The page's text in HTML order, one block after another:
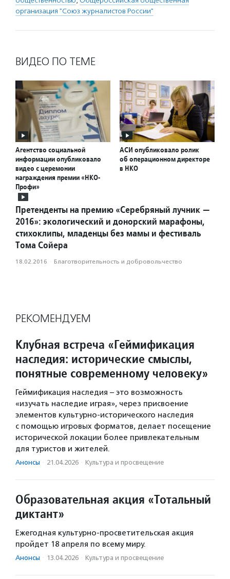
организация "Союз журналистов России"
ВИДЕО ПО ТЕМЕ
Агентство социальной
информации опубликовало
видео с церемонии
награждения премии «НКО-
Профи»
АСИ опубликовало ролик
об операционном директоре
в НКО
Претенденты на премию «Серебряный лучник —
2016»: экологический и донорский марафоны,
стихоклипы, младенцы без мамы и фестиваль
Тома Сойера
18.02.2016 · Благотвори­тель­ность и доброволь­чест­во
РЕКОМЕНДУЕМ
Клубная встреча «Геймификация
наследия: исторические смыслы,
понятные современному человеку»
Геймификация наследия – это возможность
«изучать наследие играя», через присвоение
элементов культурно-исторического наследия
с помощью игровых форматов, делает посещение
исторической локации более привлекательным
для туристов и жителей.
Анонсы · 21.04.2026 · Культура и просвещение
Образовательная акция «Тотальный
диктант»
Ежегодная культурно-просветительская акция
пройдет 18 апреля по всему миру.
Анонсы · 13.04.2026 · Культура и просвещение